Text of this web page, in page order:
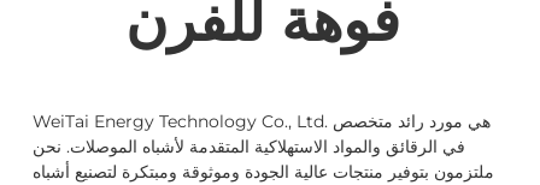
WeiTai Energy Technology Co., Ltd. هي مورد رائد متخصص
في الرقائق والمواد الاستهلاكية المتقدمة لأشباه الموصلات. نحن
ملتزمون بتوفير منتجات عالية الجودة وموثوقة ومبتكرة لتصنيع أشباه